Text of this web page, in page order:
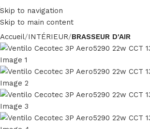
Skip to navigation
Skip to main content
Accueil INTÉRIEUR BRASSEUR D'AIR